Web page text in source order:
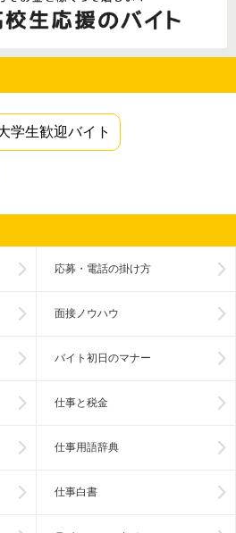
学生歓迎バイト
応募・電話の掛け方
面接ノウハウ
バイト初日のマナー
仕事と税金
仕事用語辞典
仕事白書